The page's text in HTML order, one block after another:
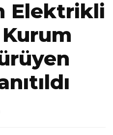
Elektrikli